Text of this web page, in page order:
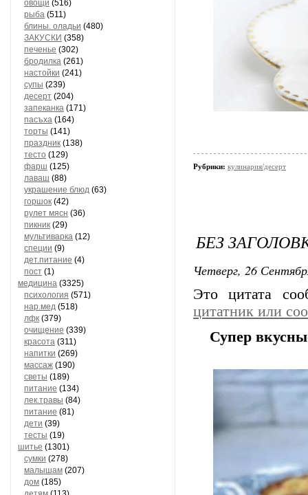
овощи (516)
рыба (511)
блины. оладьи (480)
ЗАКУСКИ (358)
печенье (302)
бродилка (261)
настойки (241)
супы (239)
десерт (204)
запеканка (171)
пасъха (164)
торты (141)
праздник (138)
тесто (129)
фарш (125)
лаваш (88)
украшение блюд (63)
горшок (42)
рулет мясн (36)
пикник (29)
мультиварка (12)
специи (9)
дет.питание (4)
пост (1)
медицина (3325)
психология (571)
нар.мед (518)
лфк (379)
очищение (339)
красота (311)
напитки (269)
массаж (190)
светы (189)
питание (134)
лек.травы (84)
питание (81)
дети (39)
тесты (19)
шитье (1301)
сумки (278)
малышам (207)
дом (185)
Рубрики: кулинария/десерт
БЕЗ
Четверг, 26
Это цитата
цитатник или
Супер